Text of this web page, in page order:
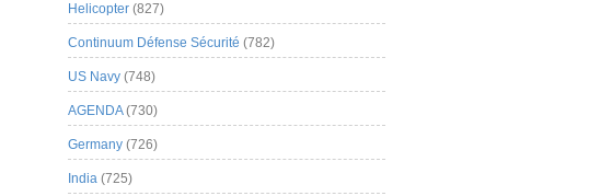
Helicopter (827)
Continuum Défense Sécurité (782)
US Navy (748)
AGENDA(730)
Germany (726)
India (725)